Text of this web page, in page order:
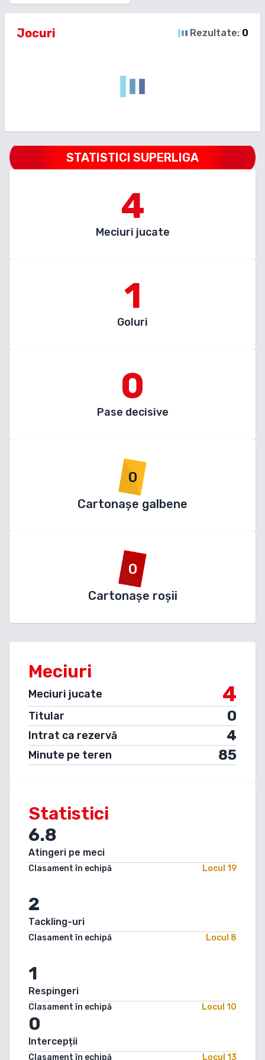
Jocuri Rezultate: 0
STATISTICI SUPERLIGA
4
Meciuri jucate
1
Goluri
0
Pase decisive
0
Cartonașe galbene
0
Cartonașe roșii
Meciuri
Meciuri jucate 4
Titular 0
Intrat ca rezervă 4
Minute pe teren 85
Statistici
6.8
Atingeri pe meci
Clasament în echipă Locul 19
2
Tackling-uri
Clasament în echipă Locul 8
1
Respingeri
Clasament în echipă Locul 10
0
Intercepții
Clasament în echipă Locul 13